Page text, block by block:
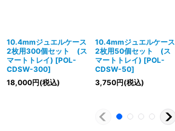
10.4mmジュエルケース
2枚用300個セット (ス
マートトレイ) [POL-
CDSW-300]
18,000円(税込)
10.4mmジュエルケース
2枚用50個セット (ス
マートトレイ) [POL-
CDSW-50]
3,750円(税込)